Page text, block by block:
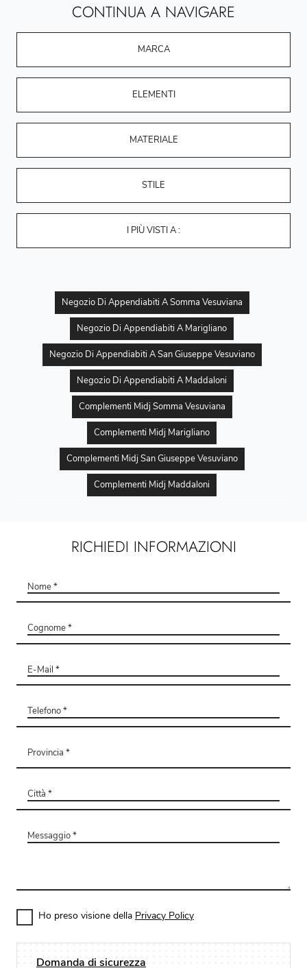
CONTINUA A NAVIGARE
MARCA
ELEMENTI
MATERIALE
STILE
I PIÙ VISTI A :
Negozio Di Appendiabiti A Somma Vesuviana
Negozio Di Appendiabiti A Marigliano
Negozio Di Appendiabiti A San Giuseppe Vesuviano
Negozio Di Appendiabiti A Maddaloni
Complementi Midj Somma Vesuviana
Complementi Midj Marigliano
Complementi Midj San Giuseppe Vesuviano
Complementi Midj Maddaloni
RICHIEDI INFORMAZIONI
Ho preso visione della Privacy Policy
Domanda di sicurezza